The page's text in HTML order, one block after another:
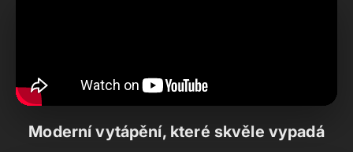
Moderní vytápění, které skvěle vypadá